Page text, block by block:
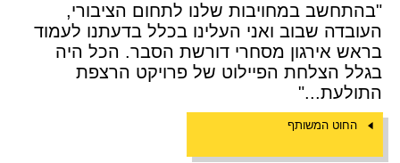
"בהתחשב במחויבות שלנו לתחום הציבורי,
העובדה שבוב ואני העלינו בכלל בדעתנו לעמוד
בראש אירגון מסחרי דורשת הסבר. הכל היה
בגלל הצלחת הפיילוט של פרויקט הרצפת
התולעת..."
החוט המשותף